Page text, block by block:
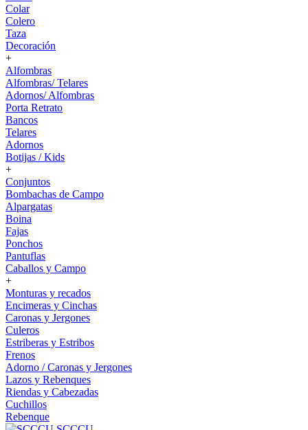
Colar
Colero
Taza
Decoración
+
Alfombras
Alfombras/ Telares
Adornos/ Alfombras
Porta Retrato
Bancos
Telares
Adornos
Botijas / Kids
+
Conjuntos
Bombachas de Campo
Alpargatas
Boina
Fajas
Ponchos
Pantuflas
Caballos y Campo
+
Monturas y recados
Encimeras y Cinchas
Caronas y Jergones
Culeros
Estriberas y Estribos
Frenos
Adorno / Caronas y Jergones
Lazos y Rebenques
Riendas y Cabezadas
Cuchillos
Rebenque